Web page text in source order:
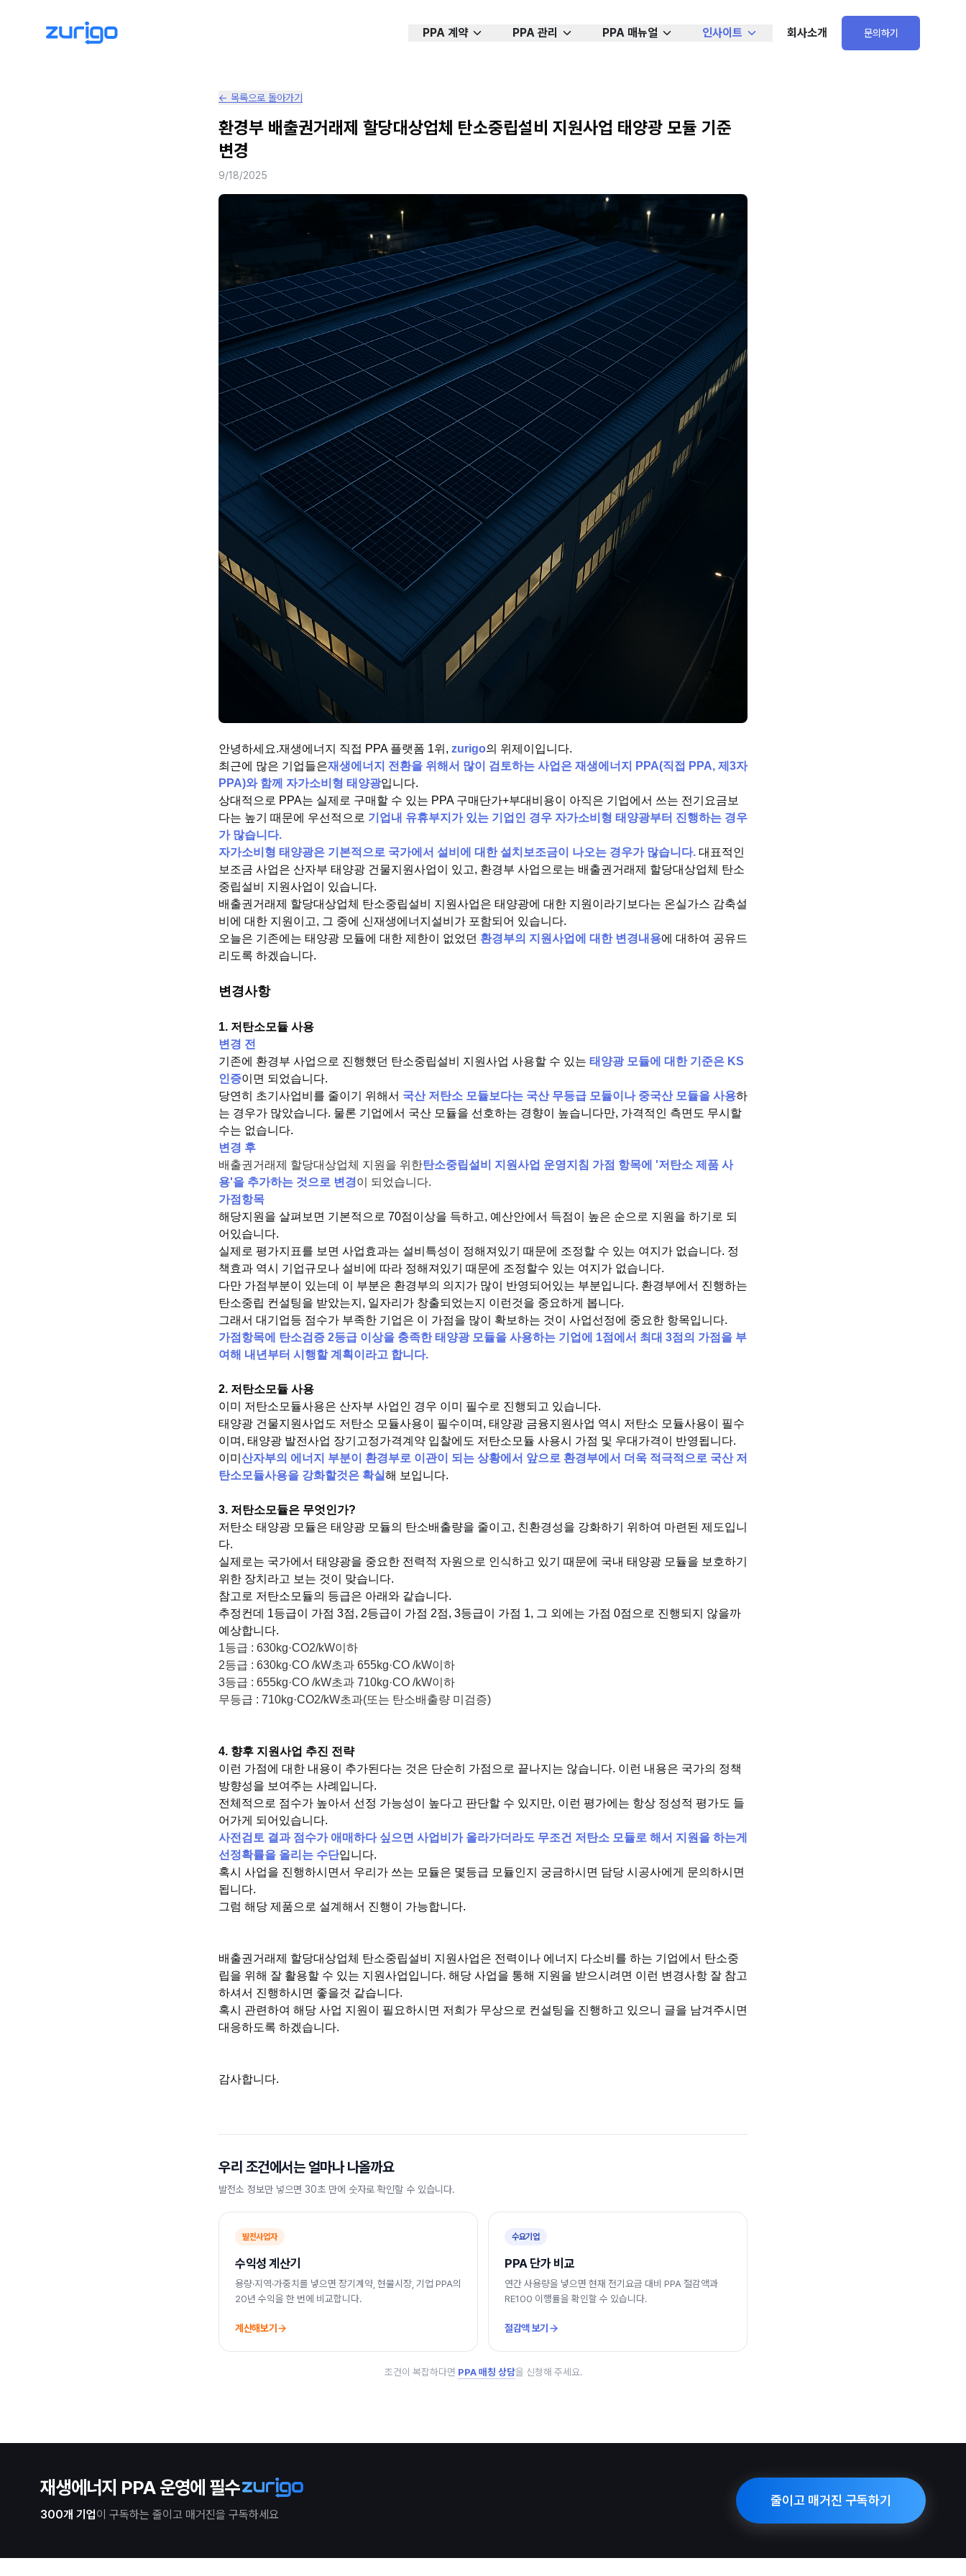
PPA 계약 PPA 관리 PPA 매뉴얼 인사이트 회사소개 문의하기
← 목록으로 돌아가기
환경부 배출권거래제 할당대상업체 탄소중립설비 지원사업 태양광 모듈 기준
변경
9/18/2025
안녕하세요.재생에너지 직접 PPA 플랫폼 1위, zurigo의 위제이입니다.
최근에 많은 기업들은재생에너지 전환을 위해서 많이 검토하는 사업은 재생에너지 PPA(직접 PPA, 제3자
PPA)와 함께 자가소비형 태양광입니다.
상대적으로 PPA는 실제로 구매할 수 있는 PPA 구매단가+부대비용이 아직은 기업에서 쓰는 전기요금보
다는 높기 때문에 우선적으로 기업내 유휴부지가 있는 기업인 경우 자가소비형 태양광부터 진행하는 경우
가 많습니다.
자가소비형 태양광은 기본적으로 국가에서 설비에 대한 설치보조금이 나오는 경우가 많습니다. 대표적인
보조금 사업은 산자부 태양광 건물지원사업이 있고, 환경부 사업으로는 배출권거래제 할당대상업체 탄소
중립설비 지원사업이 있습니다.
배출권거래제 할당대상업체 탄소중립설비 지원사업은 태양광에 대한 지원이라기보다는 온실가스 감축설
비에 대한 지원이고, 그 중에 신재생에너지설비가 포함되어 있습니다.
오늘은 기존에는 태양광 모듈에 대한 제한이 없었던 환경부의 지원사업에 대한 변경내용에 대하여 공유드
리도록 하겠습니다.
변경사항
1. 저탄소모듈 사용
변경 전
기존에 환경부 사업으로 진행했던 탄소중립설비 지원사업 사용할 수 있는 태양광 모듈에 대한 기준은 KS
인증이면 되었습니다.
당연히 초기사업비를 줄이기 위해서 국산 저탄소 모듈보다는 국산 무등급 모듈이나 중국산 모듈을 사용하
는 경우가 많았습니다. 물론 기업에서 국산 모듈을 선호하는 경향이 높습니다만, 가격적인 측면도 무시할
수는 없습니다.
변경 후
배출권거래제 할당대상업체 지원을 위한탄소중립설비 지원사업 운영지침 가점 항목에 '저탄소 제품 사
용'을 추가하는 것으로 변경이 되었습니다.
가점항목
해당지원을 살펴보면 기본적으로 70점이상을 득하고, 예산안에서 득점이 높은 순으로 지원을 하기로 되
어있습니다.
실제로 평가지표를 보면 사업효과는 설비특성이 정해져있기 때문에 조정할 수 있는 여지가 없습니다. 정
책효과 역시 기업규모나 설비에 따라 정해져있기 때문에 조정할수 있는 여지가 없습니다.
다만 가점부분이 있는데 이 부분은 환경부의 의지가 많이 반영되어있는 부분입니다. 환경부에서 진행하는
탄소중립 컨설팅을 받았는지, 일자리가 창출되었는지 이런것을 중요하게 봅니다.
그래서 대기업등 점수가 부족한 기업은 이 가점을 많이 확보하는 것이 사업선정에 중요한 항목입니다.
가점항목에 탄소검증 2등급 이상을 충족한 태양광 모듈을 사용하는 기업에 1점에서 최대 3점의 가점을 부
여해 내년부터 시행할 계획이라고 합니다.​
2. 저탄소모듈 사용
이미 저탄소모듈사용은 산자부 사업인 경우 이미 필수로 진행되고 있습니다.
태양광 건물지원사업도 저탄소 모듈사용이 필수이며, 태양광 금융지원사업 역시 저탄소 모듈사용이 필수
이며, 태양광 발전사업 장기고정가격계약 입찰에도 저탄소모듈 사용시 가점 및 우대가격이 반영됩니다.
이미 산자부의 에너지 부분이 환경부로 이관이 되는 상황에서 앞으로 환경부에서 더욱 적극적으로 국산 저
탄소모듈사용을 강화할것은 확실해 보입니다.
​3. 저탄소모듈은 무엇인가?
저탄소 태양광 모듈은 태양광 모듈의 탄소배출량을 줄이고, 친환경성을 강화하기 위하여 마련된 제도입니
다.
실제로는 국가에서 태양광을 중요한 전력적 자원으로 인식하고 있기 때문에 국내 태양광 모듈을 보호하기
위한 장치라고 보는 것이 맞습니다.
참고로 저탄소모듈의 등급은 아래와 같습니다.
추정컨데 1등급이 가점 3점, 2등급이 가점 2점, 3등급이 가점 1, 그 외에는 가점 0점으로 진행되지 않을까
예상합니다.
1등급 : 630kg·CO2/kW이하
2등급 : 630kg·CO /kW초과 655kg·CO /kW이하
3등급 : 655kg·CO /kW초과 710kg·CO /kW이하
무등급 : 710kg·CO2/kW초과(또는 탄소배출량 미검증)
4. 향후 지원사업 추진 전략
이런 가점에 대한 내용이 추가된다는 것은 단순히 가점으로 끝나지는 않습니다. 이런 내용은 국가의 정책
방향성을 보여주는 사례입니다.
전체적으로 점수가 높아서 선정 가능성이 높다고 판단할 수 있지만, 이런 평가에는 항상 정성적 평가도 들
어가게 되어있습니다.
사전검토 결과 점수가 애매하다 싶으면 사업비가 올라가더라도 무조건 저탄소 모듈로 해서 지원을 하는게
선정확률을 올리는 수단입니다.
혹시 사업을 진행하시면서 우리가 쓰는 모듈은 몇등급 모듈인지 궁금하시면 담당 시공사에게 문의하시면
됩니다.
그럼 해당 제품으로 설계해서 진행이 가능합니다.
배출권거래제 할당대상업체 탄소중립설비 지원사업은 전력이나 에너지 다소비를 하는 기업에서 탄소중
립을 위해 잘 활용할 수 있는 지원사업입니다. 해당 사업을 통해 지원을 받으시려면 이런 변경사항 잘 참고
하셔서 진행하시면 좋을것 같습니다.
혹시 관련하여 해당 사업 지원이 필요하시면 저희가 무상으로 컨설팅을 진행하고 있으니 글을 남겨주시면
대응하도록 하겠습니다.
감사합니다.
우리 조건에서는 얼마나 나올까요
발전소 정보만 넣으면 30초 만에 숫자로 확인할 수 있습니다.
발전사업자
수익성 계산기
용량·지역·가중치를 넣으면 장기계약, 현물시장, 기업 PPA의
20년 수익을 한 번에 비교합니다.
계산해보기
수요기업
PPA 단가 비교
연간 사용량을 넣으면 현재 전기요금 대비 PPA 절감액과
RE100 이행률을 확인할 수 있습니다.
절감액 보기
조건이 복잡하다면 PPA 매칭 상담을 신청해 주세요.
재생에너지 PPA 운영에 필수
300개 기업이 구독하는 줄이고 매거진을 구독하세요
줄이고 매거진 구독하기